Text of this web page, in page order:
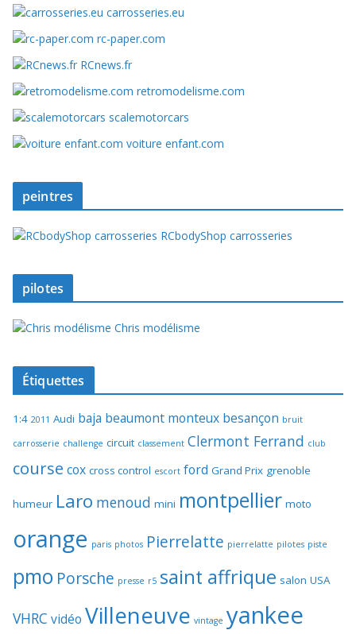
carrosseries.eu
rc-paper.com
RCnews.fr
retromodelisme.com
scalemotorcars
voiture enfant.com
peintres
RCbodyShop carrosseries
pilotes
Chris modélisme
Étiquettes
1:4 2011 Audi baja beaumont monteux besançon bruit
carrosserie challenge circuit classement Clermont Ferrand club
course cox cross control escort ford Grand Prix grenoble
humeur Laro menoud mini montpellier moto
orange paris photos Pierrelatte pierrelatte pilotes piste
pmo Porsche presse r5 saint affrique salon USA
VHRC vidéo Villeneuve vintage yankee